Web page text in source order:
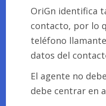
OriGn identifica
contacto, por lo
teléfono
datos del
El agente no
debe centrar en